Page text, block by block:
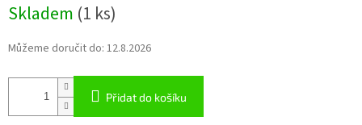
cena:
Skladem (1 ks)
Můžeme doručit do: 12.8.2026
Přidat do košíku